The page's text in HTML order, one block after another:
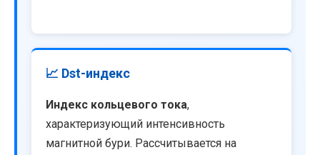
📈 Dst-индекс
Индекс кольцевого тока,
характеризующий интенсивность
магнитной бури. Рассчитывается на